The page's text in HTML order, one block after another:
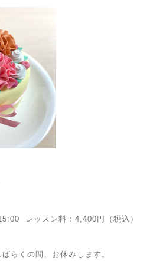
レッスン料：4,400円（税込）
らくの間、お休みします。